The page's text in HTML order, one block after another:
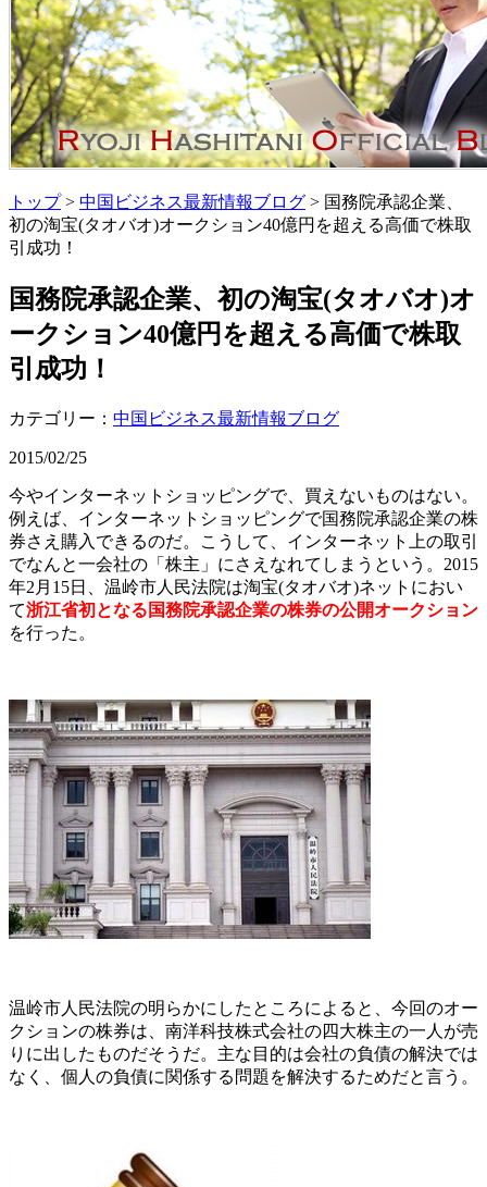
トップ> 中国ビジネス最新情報ブログ > 国務院承認企業、
初の淘宝(タオバオ)オークション40億円を超える高価で株取
引成功！
国務院承認企業、初の淘宝(タオバオ)オ
ークション40億円を超える高価で株取
引成功！
カテゴリー： 中国ビジネス最新情報ブログ
2015/02/25
今やインターネットショッピングで、買えないものはない。
例えば、インターネットショッピングで国務院承認企業の株
券さえ購入できるのだ。こうして、インターネット上の取引
でなんと一会社の「株主」にさえなれてしまうという。2015
年2月15日、温岭市人民法院は淘宝(タオバオ)ネットにおい
て浙江省初となる国務院承認企業の株券の公開オークション
を行った。
温岭市人民法院の明らかにしたところによると、今回のオー
クションの株券は、南洋科技株式会社の四大株主の一人が売
りに出したものだそうだ。主な目的は会社の負債の解決では
なく、個人の負債に関係する問題を解決するためだと言う。